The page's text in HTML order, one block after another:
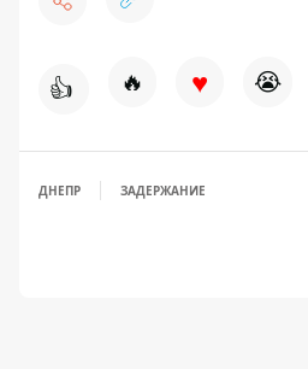
👍 🔥 ♥ 😭
ДНЕПР ЗАДЕРЖАНИЕ